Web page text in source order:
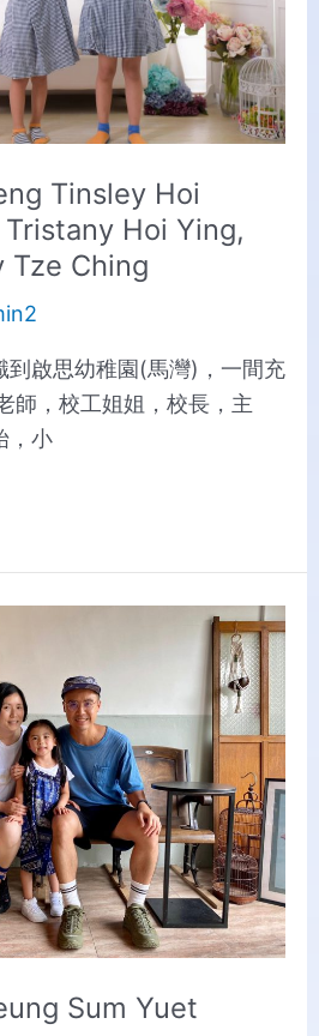
Tinsley Hoi
Hoi Ying,
Tze Ching
到啟思幼稚園(馬灣)，一間充
師，校工姐姐，校長，主
，小
Sum Yuet